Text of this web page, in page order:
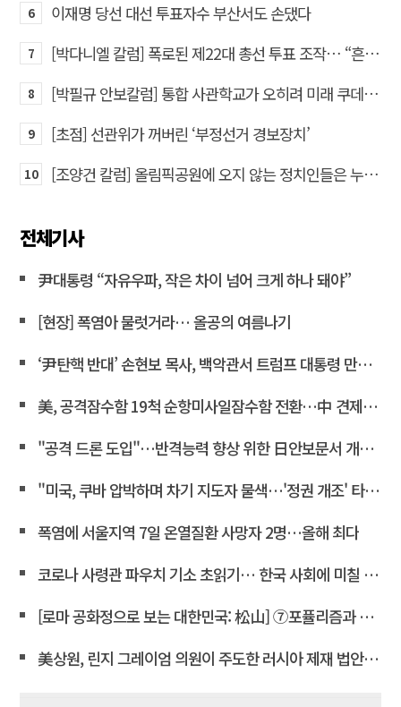
6 이재명 당선 대선 투표자수 부산서도 손댔다
7 [박다니엘 칼럼] 폭로된 제22대 총선 투표 조작… “흔들리는 가짜 국회의원들”
8 [박필규 안보칼럼] 통합 사관학교가 오히려 미래 쿠데타의 통로가 되는 이유
9 [초점] 선관위가 꺼버린 ‘부정선거 경보장치’
10 [조양건 칼럼] 올림픽공원에 오지 않는 정치인들은 누구인가
전체기사
尹대통령 “자유우파, 작은 차이 넘어 크게 하나 돼야”
[현장] 폭염아 물럿거라… 올공의 여름나기
‘尹탄핵 반대’ 손현보 목사, 백악관서 트럼프 대통령 만났다
美, 공격잠수함 19척 순항미사일잠수함 전환…中 견제 강화
"공격 드론 도입"…반격능력 향상 위한 日안보문서 개정 윤곽
"미국, 쿠바 압박하며 차기 지도자 물색…'정권 개조' 타진"
폭염에 서울지역 7일 온열질환 사망자 2명…올해 최다
코로나 사령관 파우치 기소 초읽기… 한국 사회에 미칠 파장은
[로마 공화정으로 보는 대한민국: 松山] ⑦포퓰리즘과 선동은 민주주의를 어떻게 무너뜨리는가
美상원, 린지 그레이엄 의원이 주도한 러시아 제재 법안 통과